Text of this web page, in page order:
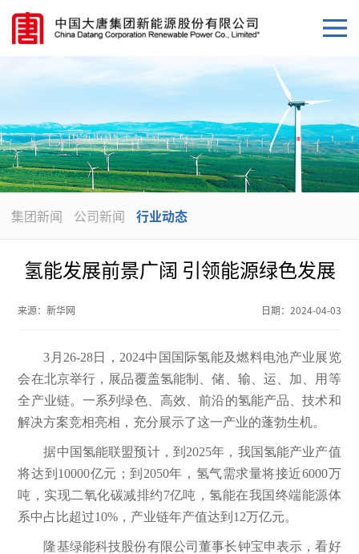
集团新闻 公司新闻 行业动态
氢能发展前景广阔 引领能源绿色发展
来源：新华网 日期： 2024-04-03
3月26-28日，2024中国国际氢能及燃料电池产业展览
会在北京举行，展品覆盖氢能制、储、输、运、加、用等
全产业链。一系列绿色、高效、前沿的氢能产品、技术和
解决方案竞相亮相，充分展示了这一产业的蓬勃生机。
据中国氢能联盟预计，到2025年，我国氢能产业产值
将达到10000亿元；到2050年，氢气需求量将接近6000万
吨，实现二氧化碳减排约7亿吨，氢能在我国终端能源体
系中占比超过10%，产业链年产值达到12万亿元。
隆基绿能科技股份有限公司董事长钟宝申表示，看好